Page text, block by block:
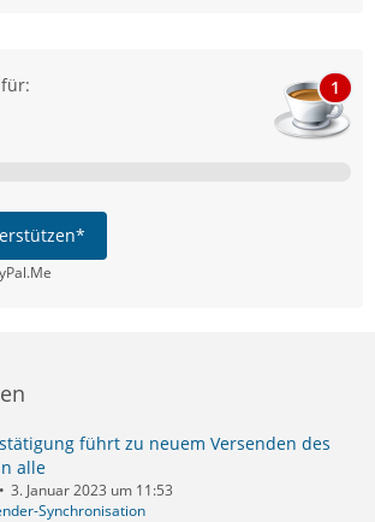
1
führt zu neuem Versenden des
alle
3. Januar 2023 um 11:53
Synchronisation